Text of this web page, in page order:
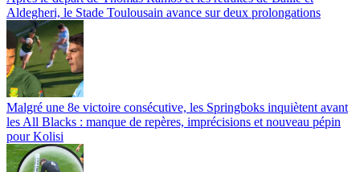
Aldegheri, le Stade Toulousain avance sur deux prolongations
Malgré une 8e victoire consécutive, les Springboks inquiètent avant
les All Blacks : manque de repères, imprécisions et nouveau pépin
pour Kolisi